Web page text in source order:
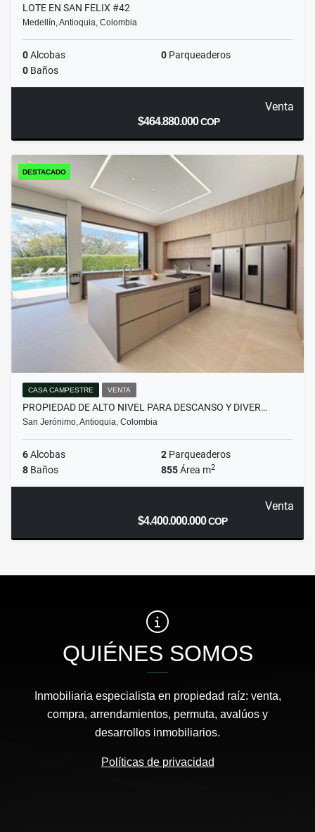
LOTE EN SAN FELIX #42
Medellín, Antioquia, Colombia
0Alcobas 0 Parqueaderos
0 Baños
Venta
$464.880.000COP
DESTACADO
CASA CAMPESTRE VENTA
PROPIEDAD DE ALTO NIVEL PARA DESCANSO Y DIVER…
San Jerónimo, Antioquia, Colombia
6Alcobas 2 Parqueaderos
8 Baños 855Área m2
Venta
$4.400.000.000COP
QUIÉNES SOMOS
Inmobiliaria especialista en propiedad raíz: venta,
compra, arrendamientos, permuta, avalúos y
desarrollos inmobiliarios.
Políticas de privacidad